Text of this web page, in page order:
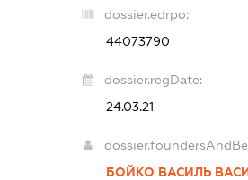
dossier.edrpo:
44073790
dossier.regDate:
24.03.21
БОЙКО ВАСИЛЬ